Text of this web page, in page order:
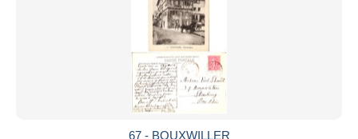
67 - BOUXWILLER